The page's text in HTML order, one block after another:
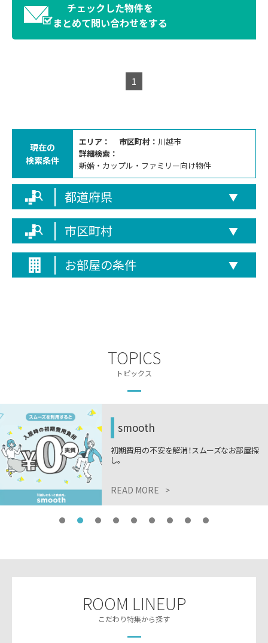
チェックした物件を
まとめて問い合わせをする
1
現在の
検索条件
エリア： 市区町村： 川越市
詳細検索：
新婚・カップル・ファミリー向け物件
都道府県 ▼
市区町村 ▼
お部屋の条件 ▼
TOPICS
トピックス
smooth
初期費用の不安を解消！スムーズなお部屋探
し。
READ MORE >
ROOM LINEUP
こだわり特集から探す